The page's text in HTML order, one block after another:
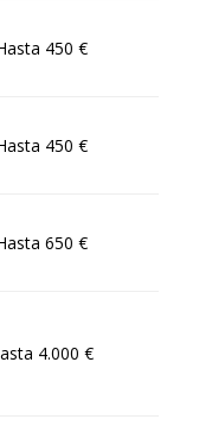
450 €
450 €
650 €
4.000 €